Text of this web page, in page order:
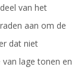
van het
aan om de
dat niet
lage tonen en